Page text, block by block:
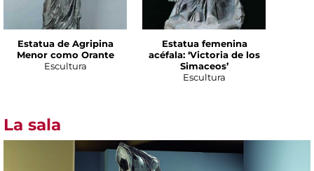
Estatua de Agripina
Menor como Orante
Escultura
Estatua femenina
acéfala: ‘Victoria de los
Simaceos’
Escultura
La sala